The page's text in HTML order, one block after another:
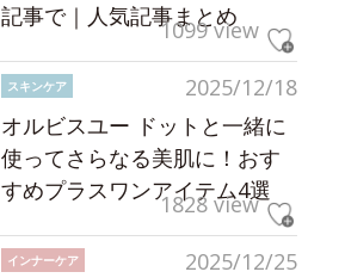
記事で｜人気記事まとめ
1099 view
2025/12/18
スキンケア
オルビスユー ドットと一緒に
使ってさらなる美肌に！おす
すめプラスワンアイテム4選
1828 view
2025/12/25
インナーケア